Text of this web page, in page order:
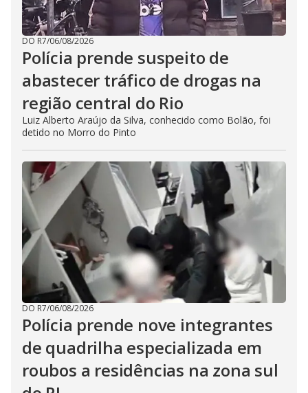
DO R7/06/08/2026
Polícia prende suspeito de
abastecer tráfico de drogas na
região central do Rio
Luiz Alberto Araújo da Silva, conhecido como Bolão, foi
detido no Morro do Pinto
DO R7/06/08/2026
Polícia prende nove integrantes
de quadrilha especializada em
roubos a residências na zona sul